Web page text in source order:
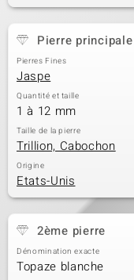
Pierre principale
Pierres Fines
Jaspe
Quantité et taille
1 à 12 mm
Taille de la pierre
Trillion, Cabochon
Origine
Etats-Unis
2ème pierre
Dénomination exacte
Topaze blanche